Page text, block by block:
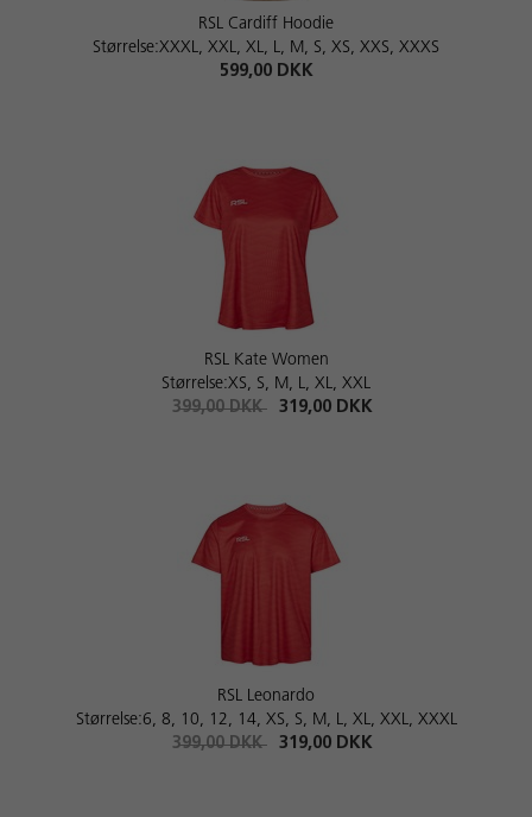
RSL Cardiff Hoodie
Størrelse:XXXL, XXL, XL, L, M, S, XS, XXS, XXXS
599,00 DKK
RSL Kate Women
Størrelse:XS, S, M, L, XL, XXL
399,00 DKK
319,00 DKK
RSL Leonardo
Størrelse:6, 8, 10, 12, 14, XS, S, M, L, XL, XXL, XXXL
399,00 DKK
319,00 DKK